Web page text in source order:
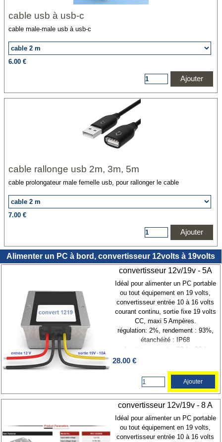
cable usb à usb-c
cable male-male usb à usb-c
6.00 €
Ajouter
cable rallonge usb 2m, 3m, 5m
cable prolongateur male femelle usb, pour rallonger le cable
couleur gris, noir ou blanc selon dispo,
2m, 3m, ou 5m
7.00 €
Ajouter
Alimenter un PC à bord, convertisseur 12volts à 19volts
convertisseur 12v/19v - 5A
Idéal pour alimenter un PC portable
ou tout équipement en 19 volts,
convertisseur entrée 10 à 16 volts
courant continu, sortie fixe 19 volts
CC, maxi 5 Ampères.
régulation: 2%, rendement : 93%,
étanchéité : IP68
fonctionnement : -20 à +80 °
refroidissemnt naturel boitier alu
28.00 €
Ajouter
convertisseur 12v/19v - 8 A
Idéal pour alimenter un PC portable
ou tout équipement en 19 volts,
convertisseur entrée 10 à 16 volts